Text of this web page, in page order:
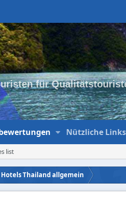
für
Nützliche Links
list
Hotels Thailand allgemein